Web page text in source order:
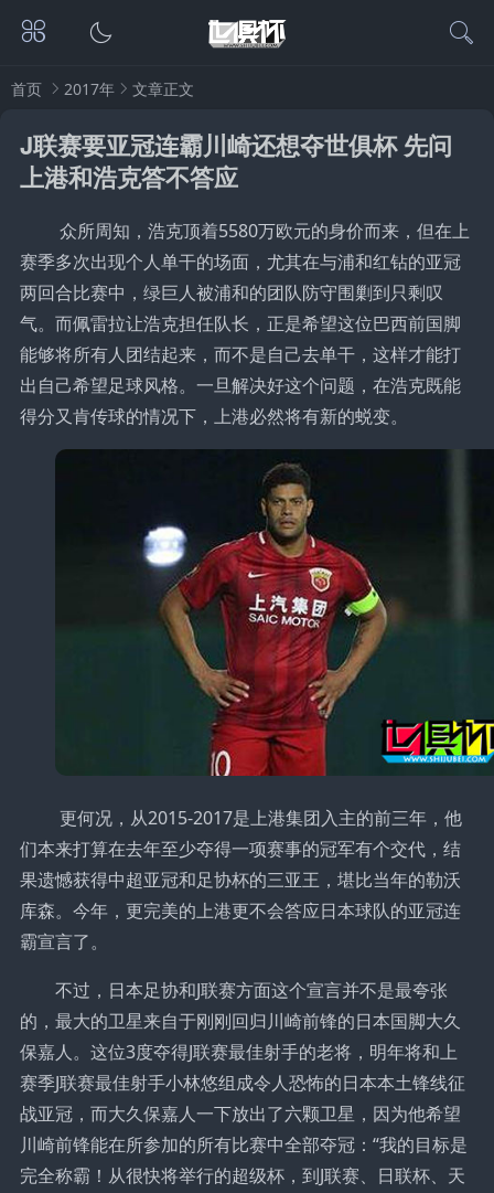
首页 2017年 文章正文
J联赛要亚冠连霸川崎还想夺世俱杯 先问
上港和浩克答不答应
众所周知，浩克顶着5580万欧元的身价而来，但在上
赛季多次出现个人单干的场面，尤其在与浦和红钻的亚冠
两回合比赛中，绿巨人被浦和的团队防守围剿到只剩叹
气。而佩雷拉让浩克担任队长，正是希望这位巴西前国脚
能够将所有人团结起来，而不是自己去单干，这样才能打
出自己希望足球风格。一旦解决好这个问题，在浩克既能
得分又肯传球的情况下，上港必然将有新的蜕变。
更何况，从2015-2017是上港集团入主的前三年，他
们本来打算在去年至少夺得一项赛事的冠军有个交代，结
果遗憾获得中超亚冠和足协杯的三亚王，堪比当年的勒沃
库森。今年，更完美的上港更不会答应日本球队的亚冠连
霸宣言了。
不过，日本足协和J联赛方面这个宣言并不是最夸张
的，最大的卫星来自于刚刚回归川崎前锋的日本国脚大久
保嘉人。这位3度夺得J联赛最佳射手的老将，明年将和上
赛季J联赛最佳射手小林悠组成令人恐怖的日本本土锋线征
战亚冠，而大久保嘉人一下放出了六颗卫星，因为他希望
川崎前锋能在所参加的所有比赛中全部夺冠：“我的目标是
完全称霸！从很快将举行的超级杯，到J联赛、日联杯、天